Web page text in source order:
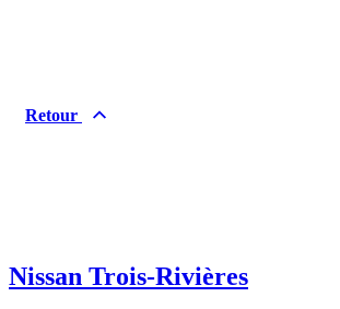
Retour
Nissan Trois-Rivières